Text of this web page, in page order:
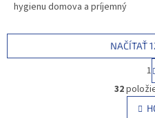
hygienu domova a príjemný
pachy a zabíja 99,9 %...
NAČÍTAŤ
1
32